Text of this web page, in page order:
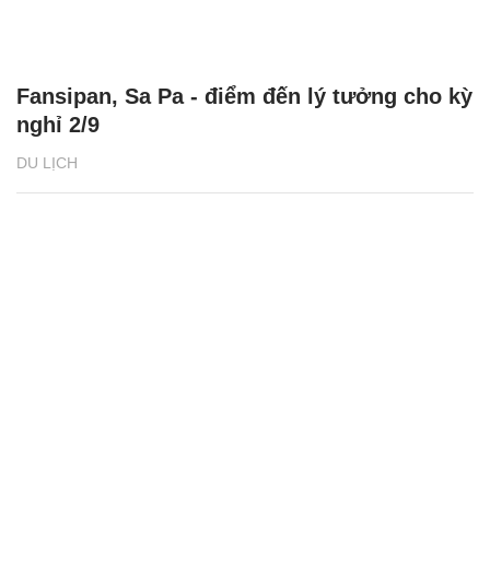
DU LỊCH
Fansipan, Sa Pa - điểm đến lý tưởng cho kỳ
nghỉ 2/9